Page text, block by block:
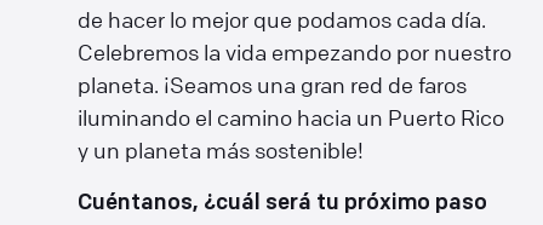
de hacer lo mejor que podamos cada día.
Celebremos la vida empezando por nuestro
planeta. ¡Seamos una gran red de faros
iluminando el camino hacia un Puerto Rico
y un planeta más sostenible!
Cuéntanos, ¿cuál será tu próximo paso